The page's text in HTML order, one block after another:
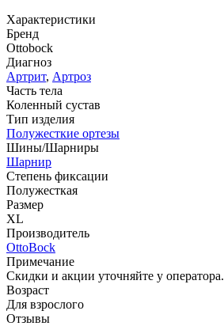
Характеристики
Бренд
Ottobock
Диагноз
Артрит, Артроз
Часть тела
Коленный сустав
Тип изделия
Полужесткие ортезы
Шины/Шарниры
Шарнир
Степень фиксации
Полужесткая
Размер
XL
Производитель
OttoBock
Примечание
Скидки и акции уточняйте у оператора.
Возраст
Для взрослого
Отзывы